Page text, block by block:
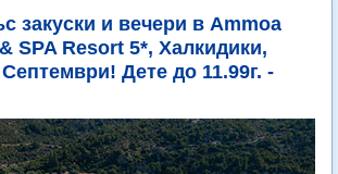
закуски и вечери в Ammoa
SPA Resort 5*, Халкидики,
Дете до 11.99г. -